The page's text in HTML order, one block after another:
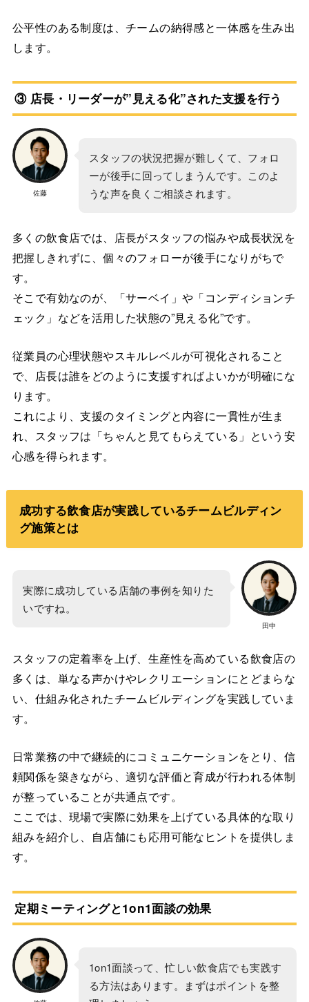
公平性のある制度は、チームの納得感と一体感を生み出
します。
③ 店長・リーダーが”見える化”された支援を行う
佐藤
スタッフの状況把握が難しくて、フォロ
ーが後手に回ってしまうんです。このよ
うな声を良くご相談されます。
多くの飲食店では、店長がスタッフの悩みや成長状況を
把握しきれずに、個々のフォローが後手になりがちで
す。
そこで有効なのが、「サーベイ」や「コンディションチ
ェック」などを活用した状態の”見える化”です。
従業員の心理状態やスキルレベルが可視化されること
で、店長は誰をどのように支援すればよいかが明確にな
ります。
これにより、支援のタイミングと内容に一貫性が生ま
れ、スタッフは「ちゃんと見てもらえている」という安
心感を得られます。
成功する飲食店が実践しているチームビルディン
グ施策とは
田中
実際に成功している店舗の事例を知りた
いですね。
スタッフの定着率を上げ、生産性を高めている飲食店の
多くは、単なる声かけやレクリエーションにとどまらな
い、仕組み化されたチームビルディングを実践していま
す。
日常業務の中で継続的にコミュニケーションをとり、信
頼関係を築きながら、適切な評価と育成が行われる体制
が整っていることが共通点です。
ここでは、現場で実際に効果を上げている具体的な取り
組みを紹介し、自店舗にも応用可能なヒントを提供しま
す。
定期ミーティングと1on1面談の効果
1on1面談って、忙しい飲食店でも実践す
る方法はあります。まずはポイントを整